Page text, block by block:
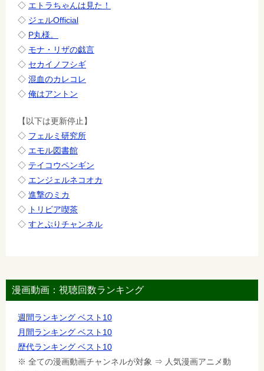
◇ エトラちゃんは見た！
◇ ジェルOfficial
◇ P丸様。
◇ モナ・リザの戯言
◇ セカイノフシギ
◇ 混血のカレコレ
◇ 俺はアントン
【以下は更新停止】
◇ フェルミ研究所
◇ エモル図書館
◇ テイコウペンギン
◇ エンジェルネコオカ
◇ 進撃のミカ
◇ トリビア喫茶
◇ すとぷりチャンネル
漫画動画：視聴回数ランキング
週間ランキング ベスト10
月間ランキング ベスト10
歴代ランキング ベスト10
※ 全ての漫画動画チャンネルが対象 ⇒ 人気漫画アニメ動